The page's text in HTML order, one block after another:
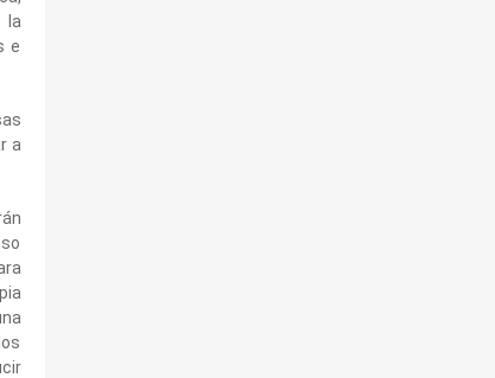
la
e
a